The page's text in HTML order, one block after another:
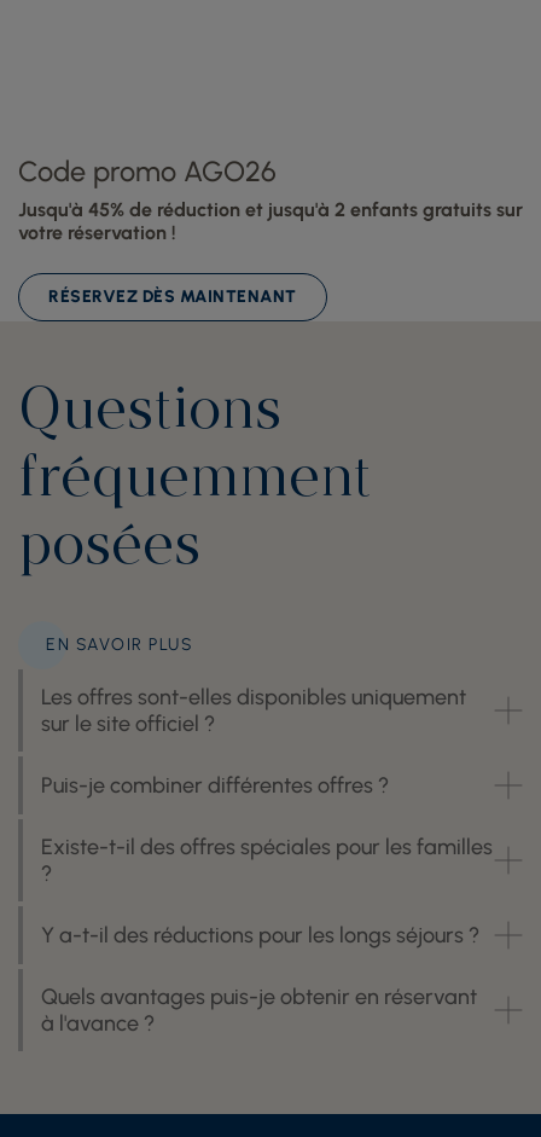
Code promo AGO26
Jusqu'à 45% de réduction et jusqu'à 2 enfants gratuits sur
votre réservation !
RÉSERVEZ DÈS MAINTENANT
Questions
fréquemment
posées
EN SAVOIR PLUS
Les offres sont-elles disponibles uniquement
sur le site officiel ?
Puis-je combiner différentes offres ?
Existe-t-il des offres spéciales pour les familles
?
Y a-t-il des réductions pour les longs séjours ?
Quels avantages puis-je obtenir en réservant
à l'avance ?